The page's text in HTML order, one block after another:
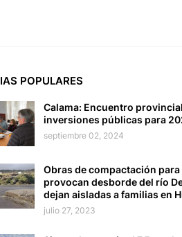
POPULARES
Calama: Encuentro
inversiones públicas para
septiembre 02, 2024
Obras de compactación
provocan desborde del río
dejan aisladas a familias en
julio 27, 2023